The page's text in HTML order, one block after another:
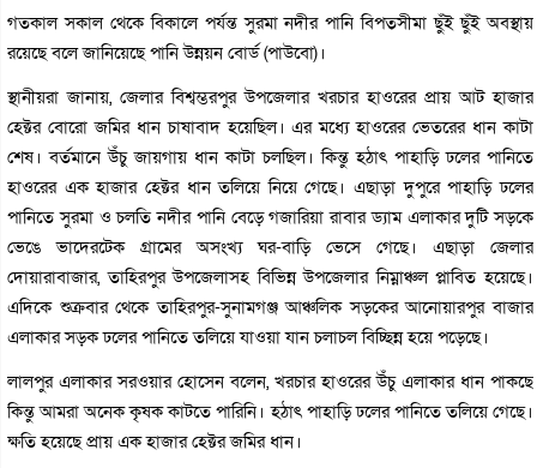
গতকাল সকাল থেকে বিকালে পর্যন্ত সুরমা নদীর পানি বিপত্সীমা ছুঁই ছুঁই অবস্থায়
রয়েছে বলে জানিয়েছে পানি উন্নয়ন বোর্ড (পাউবো)।
স্থানীয়রা জানায়, জেলার বিশ্বম্ভরপুর উপজেলার খরচার হাওরের প্রায় আট হাজার
হেক্টর বোরো জমির ধান চাষাবাদ হয়েছিল। এর মধ্যে হাওরের ভেতরের ধান কাটা
শেষ। বর্তমানে উঁচু জায়গায় ধান কাটা চলছিল। কিন্তু হঠাৎ পাহাড়ি ঢলের পানিতে
হাওরের এক হাজার হেক্টর ধান তলিয়ে নিয়ে গেছে। এছাড়া দুপুরে পাহাড়ি ঢলের
পানিতে সুরমা ও চলতি নদীর পানি বেড়ে গজারিয়া রাবার ড্যাম এলাকার দুটি সড়কে
ভেঙে ভাদেরটেক গ্রামের অসংখ্য ঘর-বাড়ি ভেসে গেছে। এছাড়া জেলার
দোয়ারাবাজার, তাহিরপুর উপজেলাসহ বিভিন্ন উপজেলার নিম্নাঞ্চল প্লাবিত হয়েছে।
এদিকে শুক্রবার থেকে তাহিরপুর-সুনামগঞ্জ আঞ্চলিক সড়কের আনোয়ারপুর বাজার
এলাকার সড়ক ঢলের পানিতে তলিয়ে যাওয়া যান চলাচল বিচ্ছিন্ন হয়ে পড়েছে।
লালপুর এলাকার সরওয়ার হোসেন বলেন, খরচার হাওরের উঁচু এলাকার ধান পাকছে
কিন্তু আমরা অনেক কৃষক কাটতে পারিনি। হঠাৎ পাহাড়ি ঢলের পানিতে তলিয়ে গেছে।
ক্ষতি হয়েছে প্রায় এক হাজার হেক্টর জমির ধান।